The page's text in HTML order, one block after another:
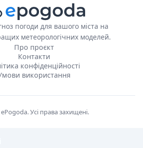
погоди для вашого міста на
метеорологічних моделей.
Про проєкт
Контакти
конфіденційності
використання
Усі права захищені.